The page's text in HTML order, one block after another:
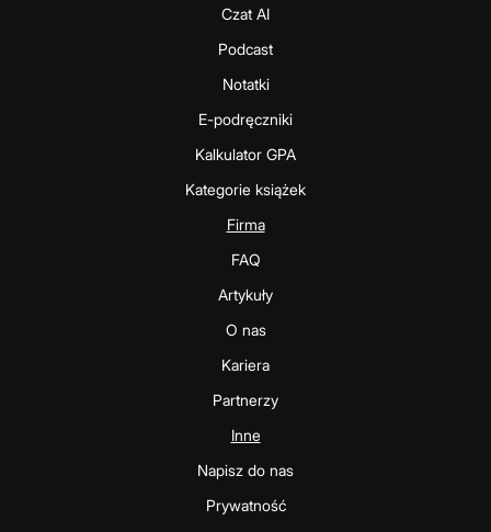
Czat AI
Podcast
Notatki
E-podręczniki
Kalkulator GPA
Kategorie książek
Firma
FAQ
Artykuły
O nas
Kariera
Partnerzy
Inne
Napisz do nas
Prywatność